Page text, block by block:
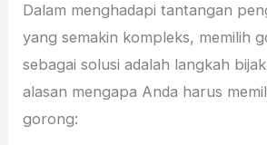
Dalam menghadapi tantangan
yang semakin kompleks, memilih
sebagai solusi adalah langkah
alasan mengapa Anda harus
gorong: